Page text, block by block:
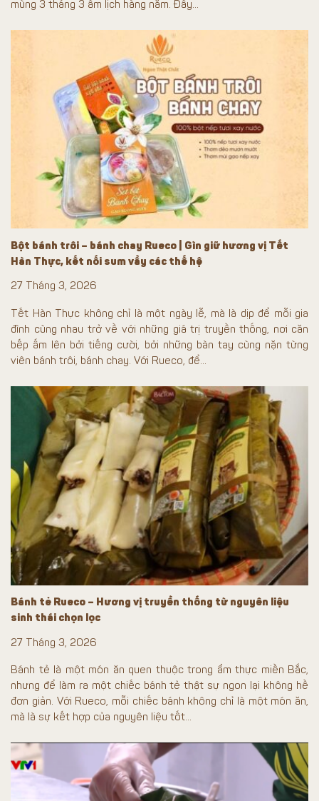
mùng 3 tháng 3 âm lịch hàng năm. Đây...
Bột bánh trôi – bánh chay Rueco | Gìn giữ hương vị Tết
Hàn Thực, kết nối sum vầy các thế hệ
27 Tháng 3, 2026
Tết Hàn Thực không chỉ là một ngày lễ, mà là dịp để mỗi gia
đình cùng nhau trở về với những giá trị truyền thống, nơi căn
bếp ấm lên bởi tiếng cười, bởi những bàn tay cùng nặn từng
viên bánh trôi, bánh chay. Với Rueco, để...
Bánh tẻ Rueco – Hương vị truyền thống từ nguyên liệu
sinh thái chọn lọc
27 Tháng 3, 2026
Bánh tẻ là một món ăn quen thuộc trong ẩm thực miền Bắc,
nhưng để làm ra một chiếc bánh tẻ thật sự ngon lại không hề
đơn giản. Với Rueco, mỗi chiếc bánh không chỉ là một món ăn,
mà là sự kết hợp của nguyên liệu tốt...